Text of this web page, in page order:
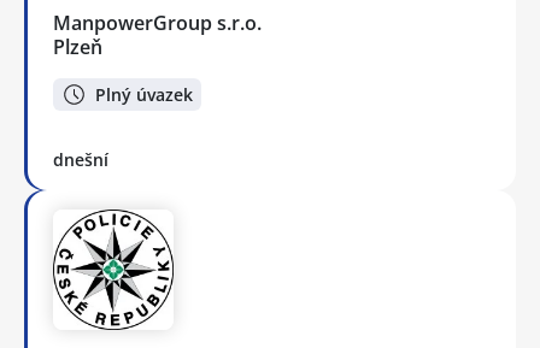
ManpowerGroup s.r.o.
Plzeň
Plný úvazek
dnešní